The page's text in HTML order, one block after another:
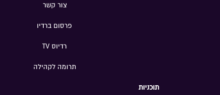
צור קשר
פרסום ברדיו
רדיוס TV
תרומה לקהילה
תוכניות